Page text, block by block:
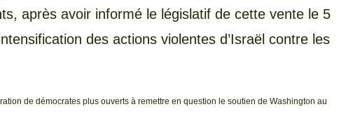
après avoir informé le législatif de cette vente le 5
des actions violentes d’Israël contre les
de démocrates plus ouverts à remettre en question le soutien de Washington au